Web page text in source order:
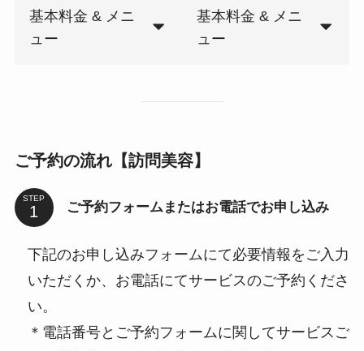
基本料金 & メニ
ュー
基本料金 & メニ
ュー
ご予約の流れ【訪問美容】
STEP
ご予約フォームまたはお電話でお申し込み
下記のお申し込みフォームにて必要情報をご入力
いただくか、お電話にてサービスのご予約くださ
い。
＊電話番号とご予約フォームに関してサービスご